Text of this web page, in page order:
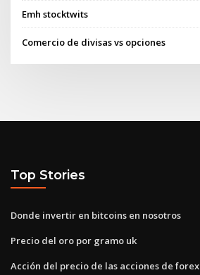
Emh stocktwits
Comercio de divisas vs opciones
Top Stories
Donde invertir en bitcoins en nosotros
Precio del oro por gramo uk
Acción del precio de las acciones de forex